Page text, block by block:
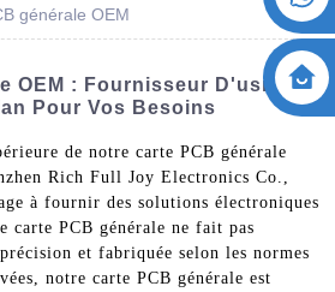
générale OEM
OEM : Fournisseur D'usine
Pour Vos Besoins
de notre carte PCB générale
Rich Full Joy Electronics Co.,
à fournir des solutions électroniques
carte PCB générale ne fait pas
et fabriquée selon les normes
notre carte PCB générale est